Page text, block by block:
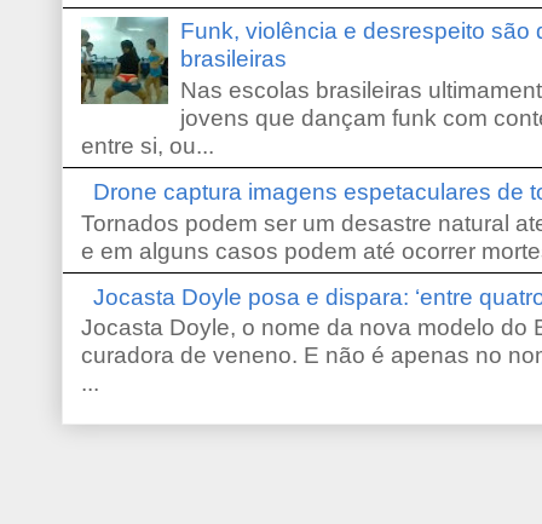
Funk, violência e desrespeito são
brasileiras
Nas escolas brasileiras
jovens que dançam funk com
entre si, ou...
Drone captura imagens espetaculares de
Tornados podem ser um desastre natural
e em alguns casos podem até ocorrer
Jocasta Doyle posa e dispara: ‘entre
Jocasta Doyle, o nome da nova modelo do
curadora de veneno. E não é apenas no
...